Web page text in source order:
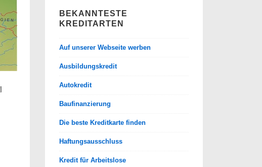
BEKANNTESTE
KREDITARTEN
Auf unserer Webseite werben
Ausbildungskredit
Autokredit
Baufinanzierung
Die beste Kreditkarte finden
Haftungsausschluss
Kredit für Arbeitslose